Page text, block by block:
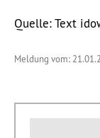
Quelle: Text
Meldung vom: